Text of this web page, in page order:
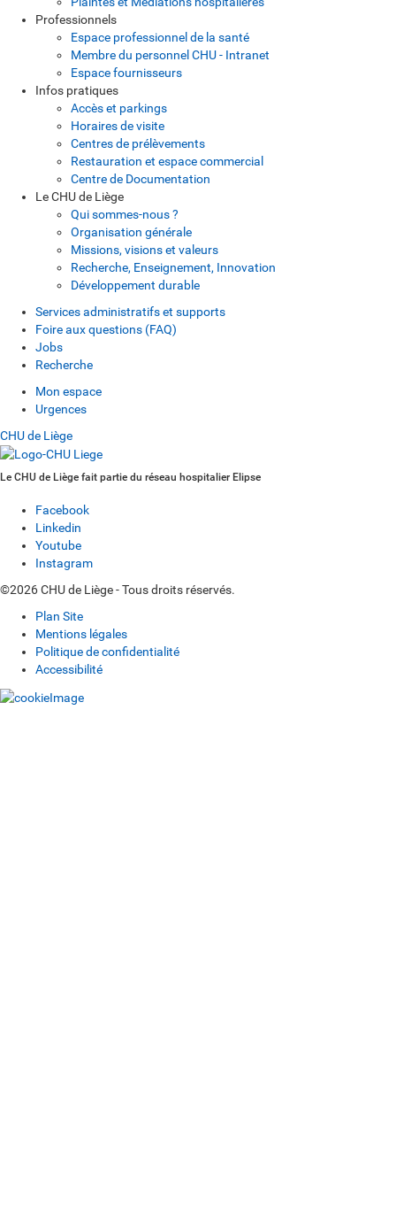
Professionnels
Espace professionnel de la santé
Membre du personnel CHU - Intranet
Espace fournisseurs
Infos pratiques
Accès et parkings
Horaires de visite
Centres de prélèvements
Restauration et espace commercial
Centre de Documentation
Le CHU de Liège
Qui sommes-nous ?
Organisation générale
Missions, visions et valeurs
Recherche, Enseignement, Innovation
Développement durable
Services administratifs et supports
Foire aux questions (FAQ)
Jobs
Recherche
Mon espace
Urgences
CHU de Liège
Le CHU de Liège fait partie du réseau hospitalier Elipse
Facebook
Linkedin
Youtube
Instagram
©2026 CHU de Liège - Tous droits réservés.
Plan Site
Mentions légales
Politique de confidentialité
Accessibilité